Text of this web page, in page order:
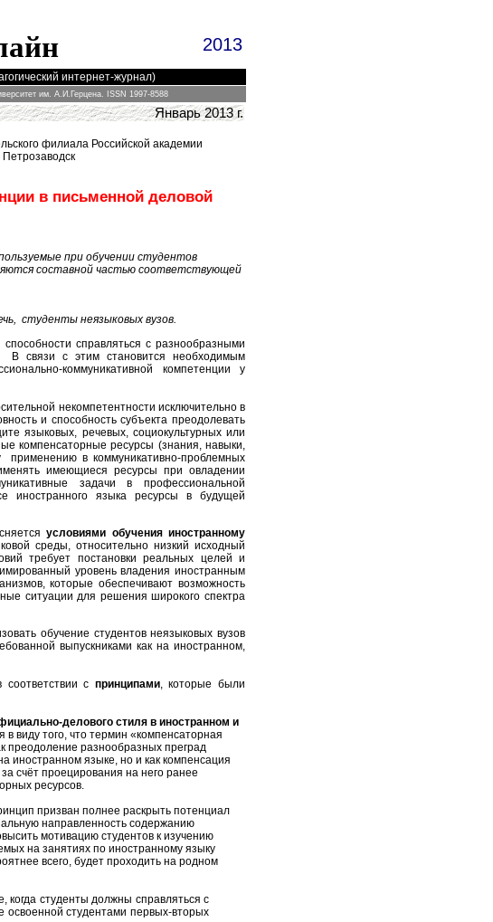
2013
интернет-журнал)
им. А.И.Герцена. ISSN 1997-8588
Январь2013 г.
филиала Российской академии
в письменной деловой
при обучении студентов
составной частью соответствующей
студенты неязыковых вузов.
справляться с разнообразными
В связи с этим становится необходимым
коммуникативной компетенции у
некомпетентности исключительно в
и способность субъекта преодолевать
языковых, речевых, социокультурных или
компенсаторные ресурсы (знания, навыки,
применению в коммуникативно-проблемных
имеющиеся ресурсы при овладении
задачи в профессиональной
иностранного языка ресурсы в будущей
условиями обучения иностранному
среды, относительно низкий исходный
требует постановки реальных целей и
уровень владения иностранным
которые обеспечивают возможность
ситуации для решения широкого спектра
обучение студентов неязыковых вузов
выпускниками как на иностранном,
с принципами, которые были
делового стиля в иностранном и
виду того, что термин «компенсаторная
преодоление разнообразных преград
иностранном языке, но и как компенсация
счёт проецирования на него ранее
ресурсов.
призван полнее раскрыть потенциал
направленность содержанию
мотивацию студентов к изучению
на занятиях по иностранному языку
всего, будет проходить на родном
когда студенты должны справляться с
студентами первых-вторых